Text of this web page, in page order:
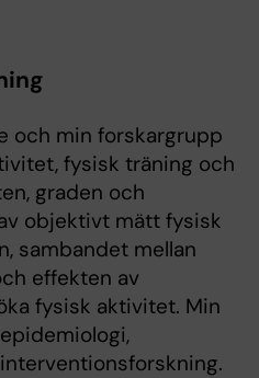
och min forskargrupp
fysisk träning och
graden och
objektivt mätt fysisk
sambandet mellan
effekten av
fysisk aktivitet. Min